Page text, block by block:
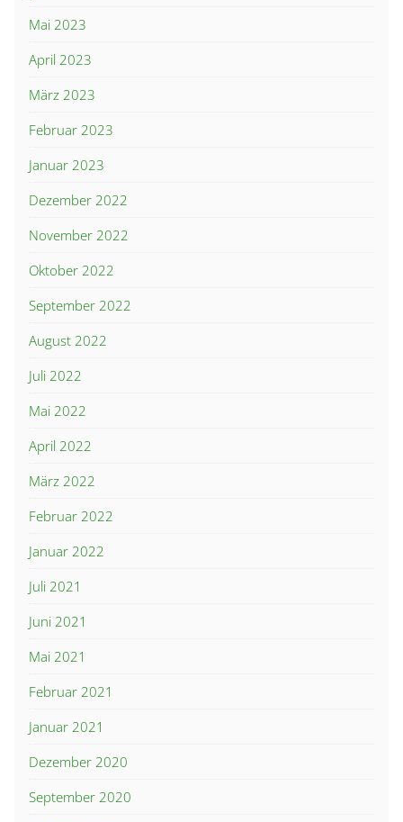
Mai 2023
April 2023
März 2023
Februar 2023
Januar 2023
Dezember 2022
November 2022
Oktober 2022
September 2022
August 2022
Juli 2022
Mai 2022
April 2022
März 2022
Februar 2022
Januar 2022
Juli 2021
Juni 2021
Mai 2021
Februar 2021
Januar 2021
Dezember 2020
September 2020